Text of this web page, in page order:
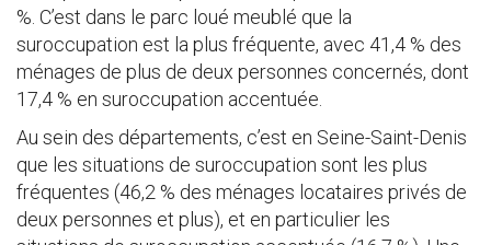
%. C’est dans le parc loué meublé que la
suroccupation est la plus fréquente, avec 41,4 % des
ménages de plus de deux personnes concernés, dont
17,4 % en suroccupation accentuée.
Au sein des départements, c’est en Seine-Saint-Denis
que les situations de suroccupation sont les plus
fréquentes (46,2 % des ménages locataires privés de
deux personnes et plus), et en particulier les